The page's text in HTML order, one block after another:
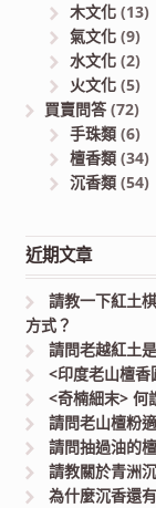
木文化(13)
氣文化(9)
水文化(2)
火文化(5)
買賣問答(72)
手珠類(6)
檀香類(34)
沉香類(54)
近期文章
請教一下紅土
方式？
請問老越紅土
<印度老山檀香
<奇楠細末> 何
請問老山檀粉
請問抽過油的
請教關於青洲
為什麼沉香還